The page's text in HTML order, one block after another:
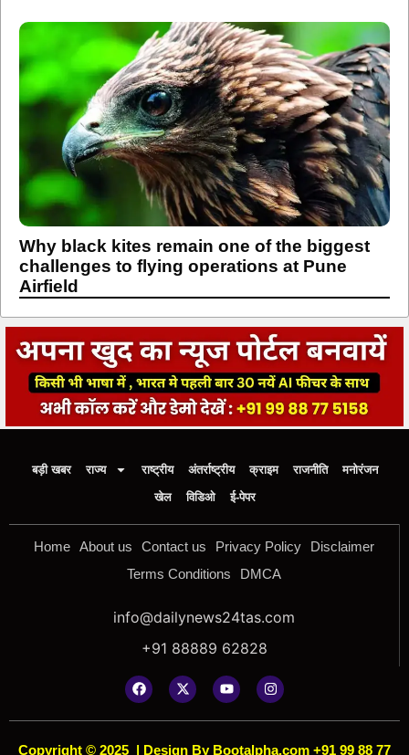
Why black kites remain one of the biggest
challenges to flying operations at Pune
Airfield
बड़ी खबर राज्य राष्ट्रीय अंतर्राष्ट्रीय क्राइम राजनीति
मनोरंजन
खेल
विडिओ ई-पेपर
Home About us Contact us Privacy Policy
Disclaimer
Terms Conditions
DMCA
info@dailynews24tas.com
+91 88889 62828
Copyright © 2025 | Design By Bootalpha.com +91 99 88 77